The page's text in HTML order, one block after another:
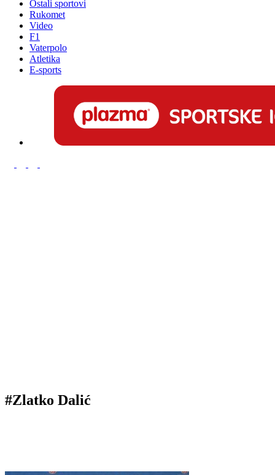
Ostali sportovi
Rukomet
Video
F1
Vaterpolo
Atletika
E-sports
#Zlatko Dalić